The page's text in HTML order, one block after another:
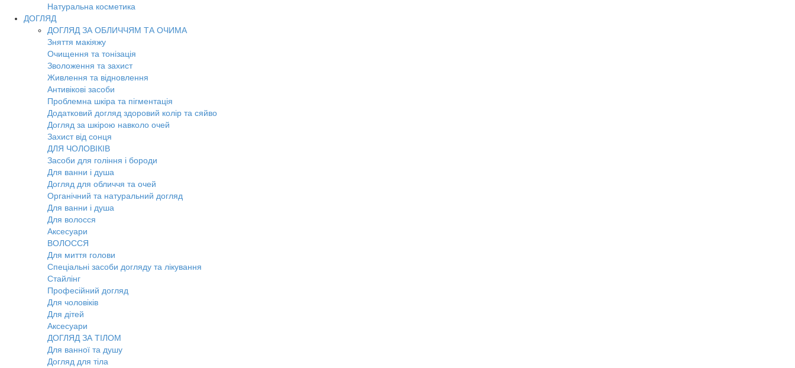
Натуральна косметика
ДОГЛЯД
ДОГЛЯД ЗА ОБЛИЧЧЯМ ТА ОЧИМА
Зняття макіяжу
Очищення та тонізація
Зволоження та захист
Живлення та відновлення
Антивікові засоби
Проблемна шкіра та пігментація
Додатковий догляд здоровий колір та сяйво
Догляд за шкірою навколо очей
Захист від сонця
ДЛЯ ЧОЛОВІКІВ
Засоби для гоління і бороди
Для ванни і душа
Догляд для обличчя та очей
Органічний та натуральний догляд
Для ванни і душа
Для волосся
Аксесуари
ВОЛОССЯ
Для миття голови
Спеціальні засоби догляду та лікування
Стайлінг
Професійний догляд
Для чоловіків
Для дітей
Аксесуари
ДОГЛЯД ЗА ТІЛОМ
Для ванної та душу
Догляд для тіла